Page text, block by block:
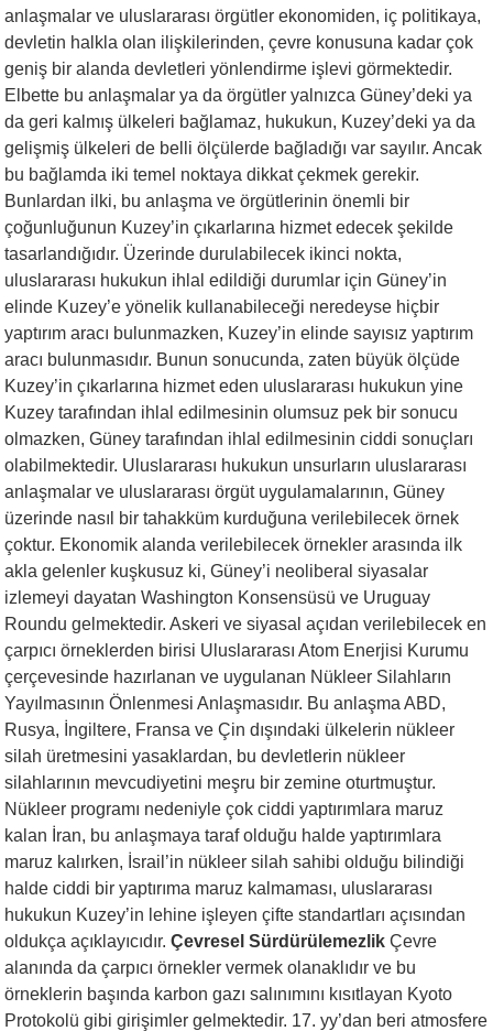
anlaşmalar ve uluslararası örgütler ekonomiden, iç politikaya,
devletin halkla olan ilişkilerinden, çevre konusuna kadar çok
geniş bir alanda devletleri yönlendirme işlevi görmektedir.
Elbette bu anlaşmalar ya da örgütler yalnızca Güney’deki ya
da geri kalmış ülkeleri bağlamaz, hukukun, Kuzey’deki ya da
gelişmiş ülkeleri de belli ölçülerde bağladığı var sayılır. Ancak
bu bağlamda iki temel noktaya dikkat çekmek gerekir.
Bunlardan ilki, bu anlaşma ve örgütlerinin önemli bir
çoğunluğunun Kuzey’in çıkarlarına hizmet edecek şekilde
tasarlandığıdır. Üzerinde durulabilecek ikinci nokta,
uluslararası hukukun ihlal edildiği durumlar için Güney’in
elinde Kuzey’e yönelik kullanabileceği neredeyse hiçbir
yaptırım aracı bulunmazken, Kuzey’in elinde sayısız yaptırım
aracı bulunmasıdır. Bunun sonucunda, zaten büyük ölçüde
Kuzey’in çıkarlarına hizmet eden uluslararası hukukun yine
Kuzey tarafından ihlal edilmesinin olumsuz pek bir sonucu
olmazken, Güney tarafından ihlal edilmesinin ciddi sonuçları
olabilmektedir. Uluslararası hukukun unsurların uluslararası
anlaşmalar ve uluslararası örgüt uygulamalarının, Güney
üzerinde nasıl bir tahakküm kurduğuna verilebilecek örnek
çoktur. Ekonomik alanda verilebilecek örnekler arasında ilk
akla gelenler kuşkusuz ki, Güney’i neoliberal siyasalar
izlemeyi dayatan Washington Konsensüsü ve Uruguay
Roundu gelmektedir. Askeri ve siyasal açıdan verilebilecek en
çarpıcı örneklerden birisi Uluslararası Atom Enerjisi Kurumu
çerçevesinde hazırlanan ve uygulanan Nükleer Silahların
Yayılmasının Önlenmesi Anlaşmasıdır. Bu anlaşma ABD,
Rusya, İngiltere, Fransa ve Çin dışındaki ülkelerin nükleer
silah üretmesini yasaklardan, bu devletlerin nükleer
silahlarının mevcudiyetini meşru bir zemine oturtmuştur.
Nükleer programı nedeniyle çok ciddi yaptırımlara maruz
kalan İran, bu anlaşmaya taraf olduğu halde yaptırımlara
maruz kalırken, İsrail’in nükleer silah sahibi olduğu bilindiği
halde ciddi bir yaptırıma maruz kalmaması, uluslararası
hukukun Kuzey’in lehine işleyen çifte standartları açısından
oldukça açıklayıcıdır.Çevresel SürdürülemezlikÇevre
alanında da çarpıcı örnekler vermek olanaklıdır ve bu
örneklerin başında karbon gazı salınımını kısıtlayan Kyoto
Protokolü gibi girişimler gelmektedir. 17. yy’dan beri atmosfere